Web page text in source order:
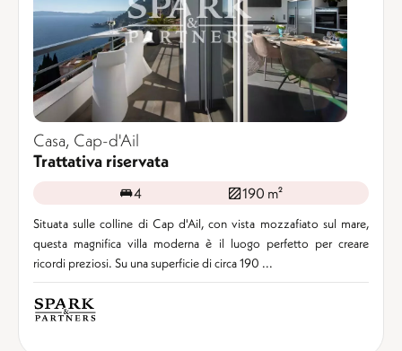
Casa, Cap-d'Ail
Trattativa riservata
4 190 m²
Situata sulle colline di Cap d'Ail, con vista mozzafiato sul mare,
questa magnifica villa moderna è il luogo perfetto per creare
ricordi preziosi. Su una superficie di circa 190 ...